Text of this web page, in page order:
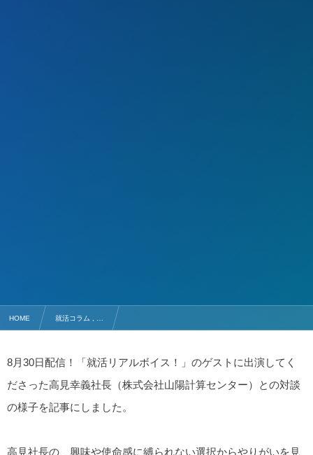
HOME 就活コラム , …
8月30日配信！「就活リアルボイス！」のゲストに出演してく
ださった高見幸義社長（株式会社山陽計算センター）との対談
の様子を記事にしました。
高見社長の、興味や使命感に縛られない選択からやりがいを見